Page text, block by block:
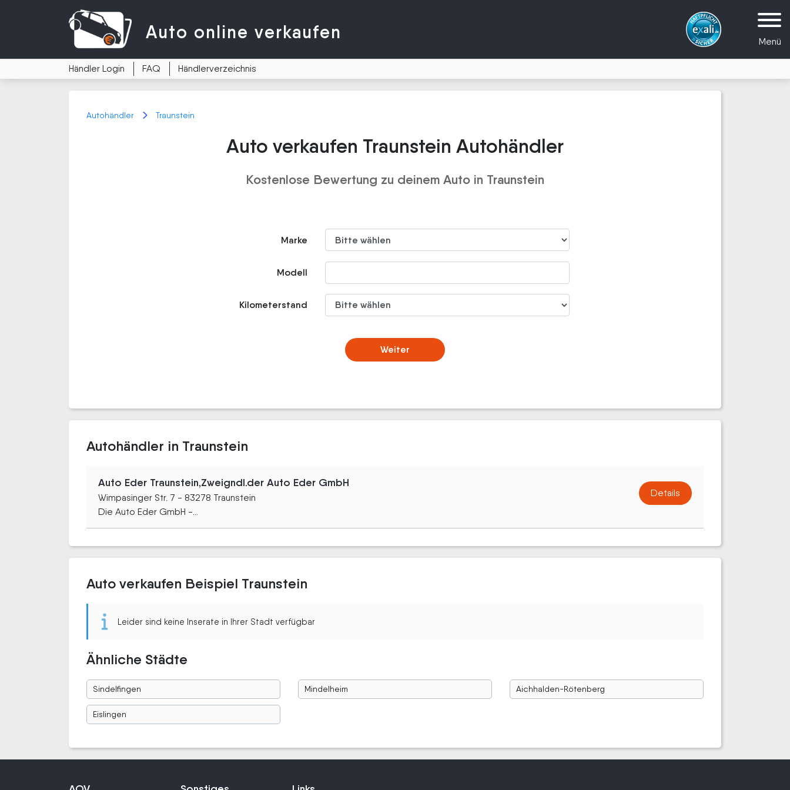
Menü
Auto online verkaufen
Händler Login FAQ Händlerverzeichnis
Autohändler Traunstein
Auto verkaufen Traunstein Autohändler
Kostenlose Bewertung zu deinem Auto in Traunstein
Marke
Modell
Kilometerstand
Weiter
Autohändler in Traunstein
Auto Eder Traunstein,Zweigndl.der Auto Eder GmbH
Wimpasinger Str. 7 - 83278 Traunstein
Die Auto Eder GmbH -...
Details
Auto verkaufen Beispiel Traunstein
Leider sind keine Inserate in Ihrer Stadt verfügbar
Ähnliche Städte
Sindelfingen Mindelheim Aichhalden-Rötenberg
Eislingen